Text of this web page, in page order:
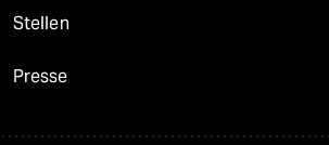
Stellen
Presse